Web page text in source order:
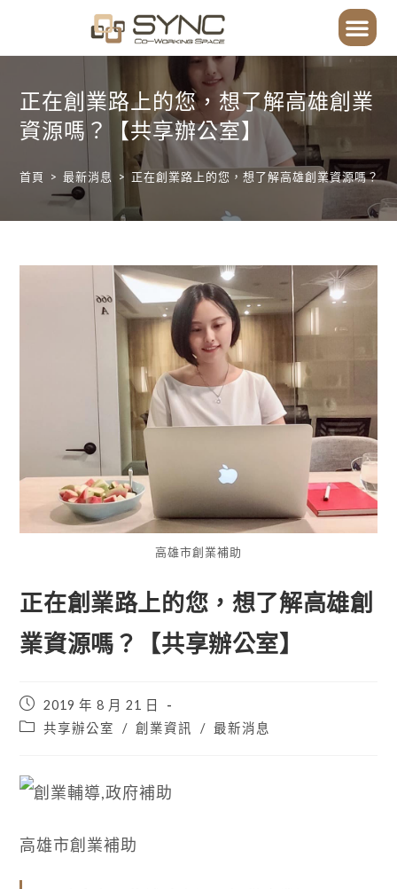
正在創業路上的您，想了解高雄創業
資源嗎？【共享辦公室】
首頁 > 最新消息 > 正在創業路上的您，想了解高雄創業資源嗎？【
高雄市創業補助
正在創業路上的您，想了解高雄創
業資源嗎？【共享辦公室】
2019 年 8 月 21 日
共享辦公室
/ 創業資訊 / 最新消息
高雄市創業補助